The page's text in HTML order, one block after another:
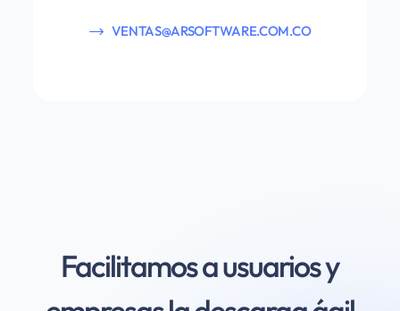
VENTAS@ARSOFTWARE.COM.CO
Facilitamos a usuarios y